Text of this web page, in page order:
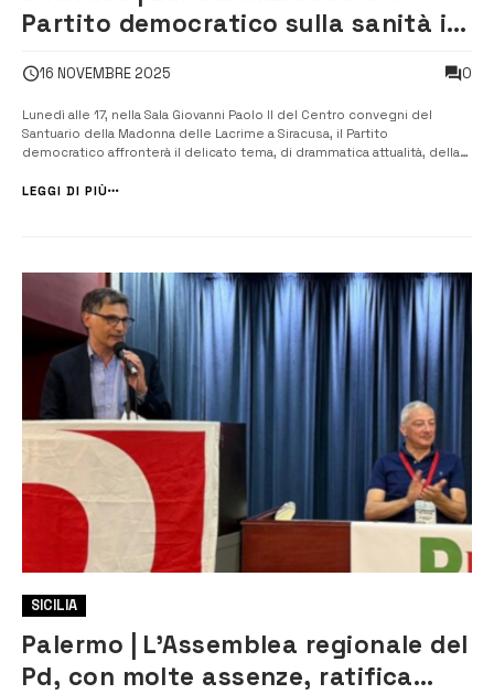
Partito democratico sulla sanità in
16 NOVEMBRE 2025 0
Lunedì alle 17, nella Sala Giovanni Paolo II del Centro convegni del
Santuario della Madonna delle Lacrime a Siracusa, il Partito
democratico affronterà il delicato tema, di drammatica attualità, della
clientele” è il titolo dell’iniziativa, che vedrà la partecipazione di tutt...
LEGGI DI PIÙ
SICILIA
Palermo | L’Assemblea regionale del
Pd, con molte assenze, ratifica